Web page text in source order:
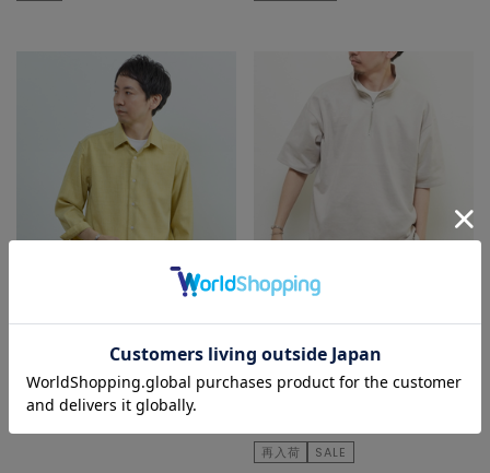
MEN'S MELROSE
シャツ/ブラウス
¥16,500
MEN'S MELROSE
Tシャツ/カットソー
¥6,930
再入荷 SALE